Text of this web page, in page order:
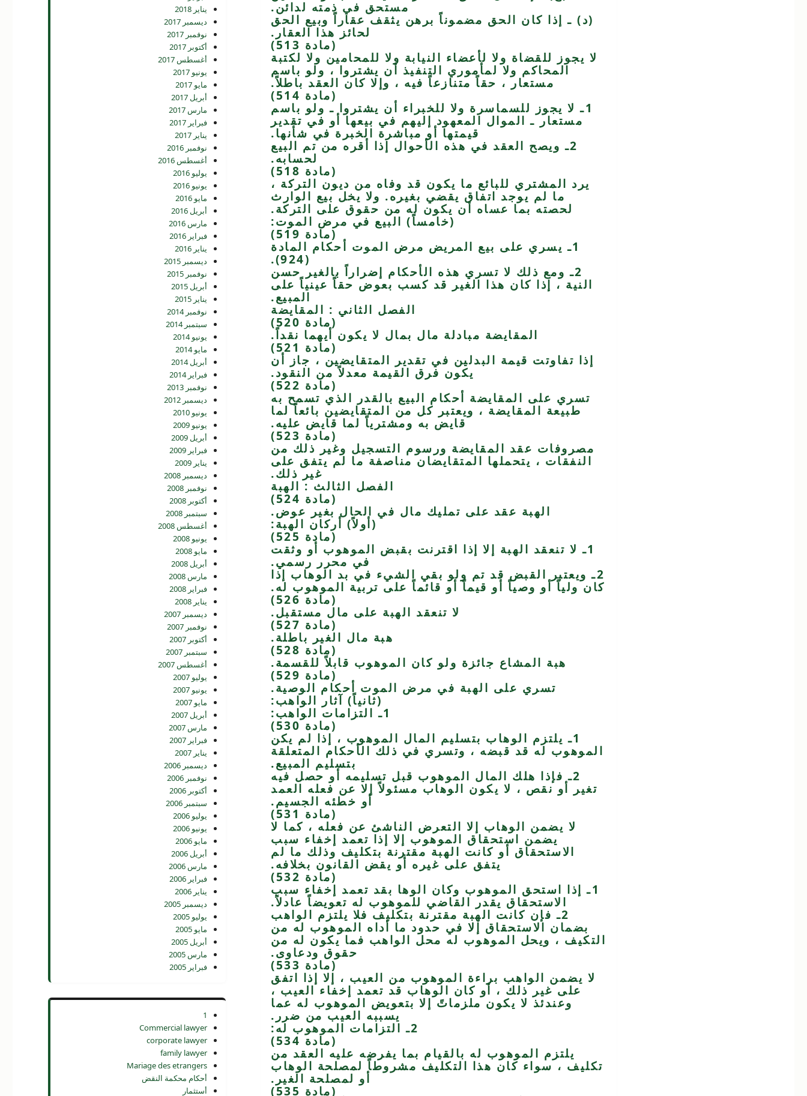
مستحق في ذمته لدائن.
(د) ـ إذا كان الحق مضموناً برهن يثقف عقاراً وبيع الحق
لحائز هذا العقار.
(مادة 513)
لا يجوز للقضاة ولا لأعضاء النيابة ولا للمحامين ولا لكتبة
المحاكم ولا لمأموري التنفيذ أن يشتروا ، ولو باسم
مستعار ، حقاً متنازعاً فيه ، وإلا كان العقد باطلاً.
(مادة 514)
1ـ لا يجوز للسماسرة ولا للخبراء أن يشتروا ـ ولو باسم
مستعار ـ الموال المعهود إليهم في بيعها أو في تقدير
قيمتها أو مباشرة الخبرة في شأنها.
2ـ ويصح العقد في هذه الأحوال إذا أقره من تم البيع
لحسابه.
(مادة 518)
يرد المشتري للبائع ما يكون قد وفاه من ديون التركة ،
ما لم يوجد اتفاق يقضي بغيره. ولا يخل بيع الوارث
لحصته بما عساه أن يكون له من حقوق على التركة.
(خامساً) البيع في مرض الموت:
(مادة 519)
1ـ يسري على بيع المريض مرض الموت أحكام المادة
(924).
2ـ ومع ذلك لا تسري هذه الأحكام إضراراً بالغير حسن
النية ، إذا كان هذا الغير قد كسب بعوض حقاً عينياً على
المبيع.
الفصل الثاني : المقايضة
(مادة 520)
المقايضة مبادلة مال بمال لا يكون أيهما نقداً.
(مادة 521)
إذا تفاوتت قيمة البدلين في تقدير المتقايضين ، جاز أن
يكون فرق القيمة معدلاً من النقود.
(مادة 522)
تسري على المقايضة أحكام البيع بالقدر الذي تسمح به
طبيعة المقايضة ، ويعتبر كل من المتقايضين بائعاً لما
قايض به ومشترياً لما قايض عليه.
(مادة 523)
مصروفات عقد المقايضة ورسوم التسجيل وغير ذلك من
النفقات ، يتحملها المتقايضان مناصفة ما لم يتفق على
غير ذلك.
الفصل الثالث : الهبة
(مادة 524)
الهبة عقد على تمليك مال في الحال بغير عوض.
(أولاً) أركان الهبة:
(مادة 525)
1ـ لا تنعقد الهبة إلا إذا اقترنت بقبض الموهوب أو وثقت
في محرر رسمي.
2ـ ويعتبر القبض قد تم ولو بقي الشيء في بد الوهاب إذا
كان ولياً أو وصياً أو قيماً أو قائماً على تربية الموهوب له.
(مادة 526)
لا تنعقد الهبة على مال مستقبل.
(مادة 527)
هبة مال الغير باطلة.
(مادة 528)
هبة المشاع جائزة ولو كان الموهوب قابلاً للقسمة.
(مادة 529)
تسري على الهبة في مرض الموت أحكام الوصية.
(ثانياً) آثار الواهب:
1ـ التزامات الواهب:
(مادة 530)
1ـ يلتزم الوهاب بتسليم المال الموهوب ، إذا لم يكن
الموهوب له قد قبضه ، وتسري في ذلك الأحكام المتعلقة
بتسليم المبيع.
2ـ فإذا هلك المال الموهوب قبل تسليمه أو حصل فيه
تغير أو نقص ، لا يكون الوهاب مسئولاً إلا عن فعله العمد
أو خطئه الجسيم.
(مادة 531)
لا يضمن الوهاب إلا التعرض الناشئ عن فعله ، كما لا
يضمن استحقاق الموهوب إلا إذا تعمد إخفاء سبب
الاستحقاق أو كانت الهبة مقترنة بتكليف وذلك ما لم
يتفق على غيره أو يقض القانون بخلافه.
(مادة 532)
1ـ إذا استحق الموهوب وكان الوها بقد تعمد إخفاء سبب
الاستحقاق يقدر القاضي للموهوب له تعويضاً عادلاً.
2ـ فإن كانت الهبة مقترنة بتكليف فلا يلتزم الواهب
بضمان الاستحقاق إلا في حدود ما أداه الموهوب له من
التكيف ، ويحل الموهوب له محل الواهب فما يكون له من
حقوق ودعاوى.
(مادة 533)
لا يضمن الواهب براءة الموهوب من العيب ، إلا إذا اتفق
على غير ذلك ، أو كان الوهاب قد تعمد إخفاء العيب ،
وعندئذ لا يكون ملزماتً إلا بتعويض الموهوب له عما
يسببه العيب من ضرر.
2ـ التزامات الموهوب له:
(مادة 534)
يلتزم الموهوب له بالقيام بما يفرضه عليه العقد من
تكليف ، سواء كان هذا التكليف مشروطاً لمصلحة الوهاب
أو لمصلحة الغير.
(مادة 535)
يناير 2018
ديسمبر 2017
نوفمبر 2017
أكتوبر 2017
أغسطس 2017
يونيو 2017
مايو 2017
أبريل 2017
مارس 2017
فبراير 2017
يناير 2017
نوفمبر 2016
أغسطس 2016
يوليو 2016
يونيو 2016
مايو 2016
أبريل 2016
مارس 2016
فبراير 2016
يناير 2016
ديسمبر 2015
نوفمبر 2015
أبريل 2015
يناير 2015
نوفمبر 2014
سبتمبر 2014
يونيو 2014
مايو 2014
أبريل 2014
فبراير 2014
نوفمبر 2013
ديسمبر 2012
يونيو 2010
يونيو 2009
أبريل 2009
فبراير 2009
يناير 2009
ديسمبر 2008
نوفمبر 2008
أكتوبر 2008
سبتمبر 2008
أغسطس 2008
يونيو 2008
مايو 2008
أبريل 2008
مارس 2008
فبراير 2008
يناير 2008
ديسمبر 2007
نوفمبر 2007
أكتوبر 2007
سبتمبر 2007
أغسطس 2007
يوليو 2007
يونيو 2007
مايو 2007
أبريل 2007
مارس 2007
فبراير 2007
يناير 2007
ديسمبر 2006
نوفمبر 2006
أكتوبر 2006
سبتمبر 2006
يوليو 2006
يونيو 2006
مايو 2006
أبريل 2006
مارس 2006
فبراير 2006
يناير 2006
ديسمبر 2005
يوليو 2005
مايو 2005
أبريل 2005
مارس 2005
فبراير 2005
1
Commercial lawyer
corporate lawyer
family lawyer
Mariage des etrangers
أحكام محكمة النقض
أستثمار